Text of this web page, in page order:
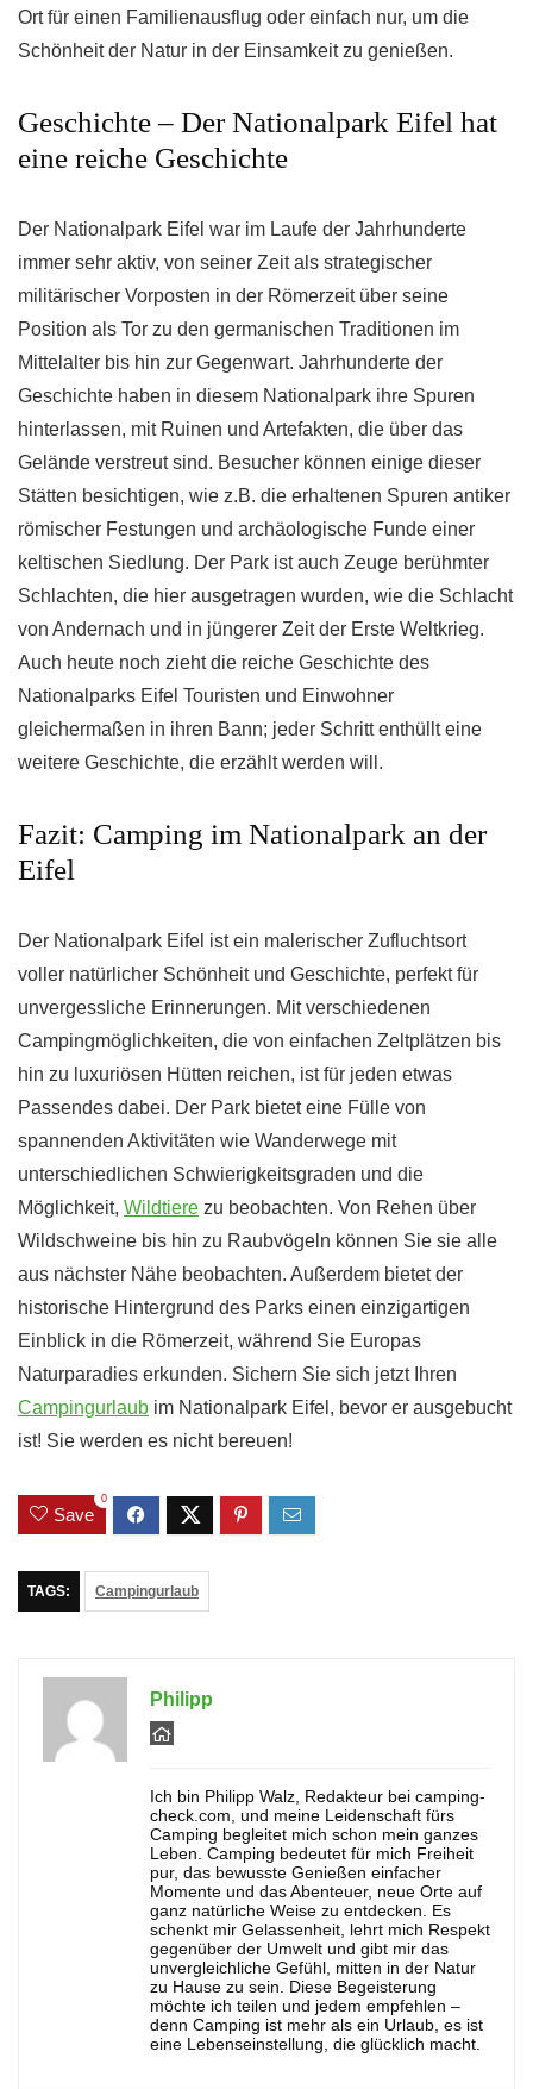
Ort für einen Familienausflug oder einfach nur, um die
Schönheit der Natur in der Einsamkeit zu genießen.
Geschichte – Der Nationalpark Eifel hat
eine reiche Geschichte
Der Nationalpark Eifel war im Laufe der Jahrhunderte
immer sehr aktiv, von seiner Zeit als strategischer
militärischer Vorposten in der Römerzeit über seine
Position als Tor zu den germanischen Traditionen im
Mittelalter bis hin zur Gegenwart. Jahrhunderte der
Geschichte haben in diesem Nationalpark ihre Spuren
hinterlassen, mit Ruinen und Artefakten, die über das
Gelände verstreut sind. Besucher können einige dieser
Stätten besichtigen, wie z.B. die erhaltenen Spuren antiker
römischer Festungen und archäologische Funde einer
keltischen Siedlung. Der Park ist auch Zeuge berühmter
Schlachten, die hier ausgetragen wurden, wie die Schlacht
von Andernach und in jüngerer Zeit der Erste Weltkrieg.
Auch heute noch zieht die reiche Geschichte des
Nationalparks Eifel Touristen und Einwohner
gleichermaßen in ihren Bann; jeder Schritt enthüllt eine
weitere Geschichte, die erzählt werden will.
Fazit: Camping im Nationalpark an der
Eifel
Der Nationalpark Eifel ist ein malerischer Zufluchtsort
voller natürlicher Schönheit und Geschichte, perfekt für
unvergessliche Erinnerungen. Mit verschiedenen
Campingmöglichkeiten, die von einfachen Zeltplätzen bis
hin zu luxuriösen Hütten reichen, ist für jeden etwas
Passendes dabei. Der Park bietet eine Fülle von
spannenden Aktivitäten wie Wanderwege mit
unterschiedlichen Schwierigkeitsgraden und die
Möglichkeit, Wildtiere zu beobachten. Von Rehen über
Wildschweine bis hin zu Raubvögeln können Sie sie alle
aus nächster Nähe beobachten. Außerdem bietet der
historische Hintergrund des Parks einen einzigartigen
Einblick in die Römerzeit, während Sie Europas
Naturparadies erkunden. Sichern Sie sich jetzt Ihren
Campingurlaub im Nationalpark Eifel, bevor er ausgebucht
ist! Sie werden es nicht bereuen!
Save
0
TAGS: Campingurlaub
Philipp
Ich bin Philipp Walz, Redakteur bei camping-
check.com, und meine Leidenschaft fürs
Camping begleitet mich schon mein ganzes
Leben. Camping bedeutet für mich Freiheit
pur, das bewusste Genießen einfacher
Momente und das Abenteuer, neue Orte auf
ganz natürliche Weise zu entdecken. Es
schenkt mir Gelassenheit, lehrt mich Respekt
gegenüber der Umwelt und gibt mir das
unvergleichliche Gefühl, mitten in der Natur
zu Hause zu sein. Diese Begeisterung
möchte ich teilen und jedem empfehlen –
denn Camping ist mehr als ein Urlaub, es ist
eine Lebenseinstellung, die glücklich macht.